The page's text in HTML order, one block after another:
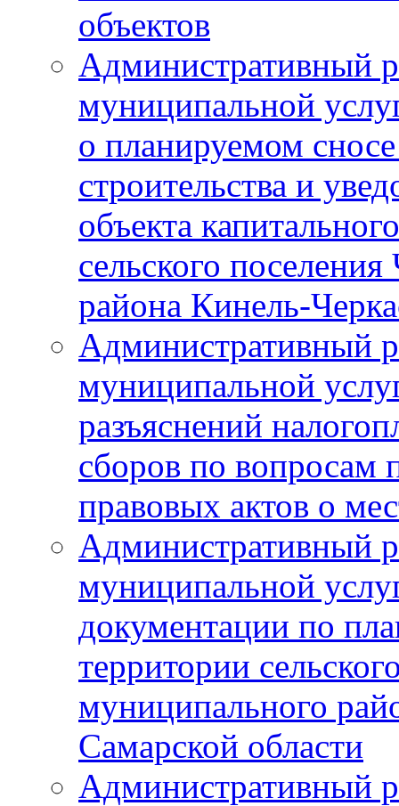
объектов
Административный
муниципальной
о планируемом
строительства и
объекта
сельского
района Кинель-
Административный
муниципальной
разъяснений
сборов по вопросам
правовых актов о
Административный
муниципальной
документации по
территории
муниципального
Самарской области
Административный